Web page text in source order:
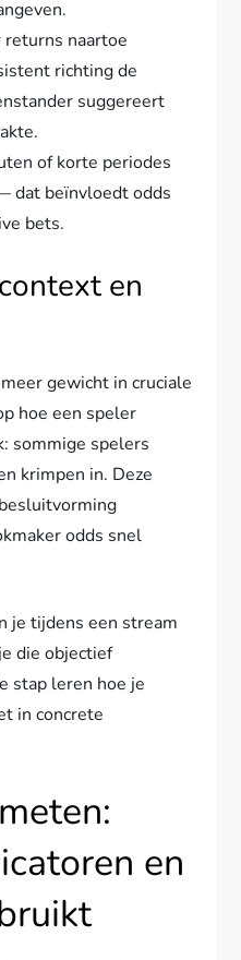
naartoe
richting de
suggereert
of korte periodes
dat beïnvloedt odds
bets.
en
gewicht in cruciale
hoe een speler
sommige spelers
krimpen in. Deze
odds snel
je tijdens een stream
die objectief
stap leren hoe je
in concrete
en